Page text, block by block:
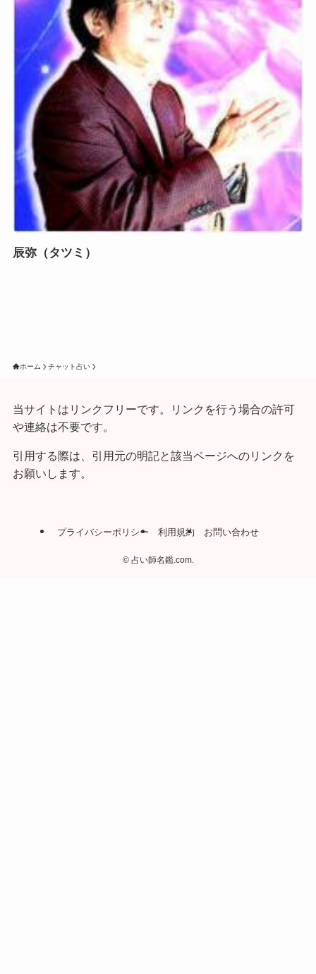
辰弥（タツミ）
ホーム チャット占い
当サイトはリンクフリーです。リンクを行う場合の許可
や連絡は不要です。
引用する際は、引用元の明記と該当ページへのリンクを
お願いします。
プライバシーポリシー 利用規約 お問い合わせ
©占い師名鑑.com.